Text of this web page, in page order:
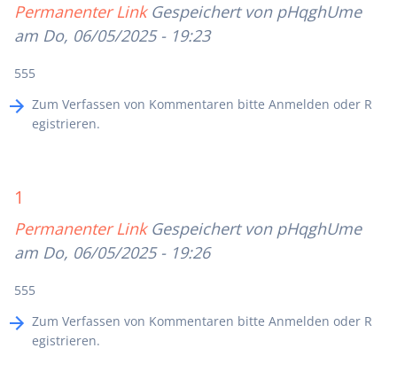
Permanenter Link Gespeichert von pHqghUme
am Do, 06/05/2025 - 19:23
555
Zum Verfassen von Kommentaren bitte Anmelden oder R
egistrieren.
1
Permanenter Link Gespeichert von pHqghUme
am Do, 06/05/2025 - 19:26
555
Zum Verfassen von Kommentaren bitte Anmelden oder R
egistrieren.